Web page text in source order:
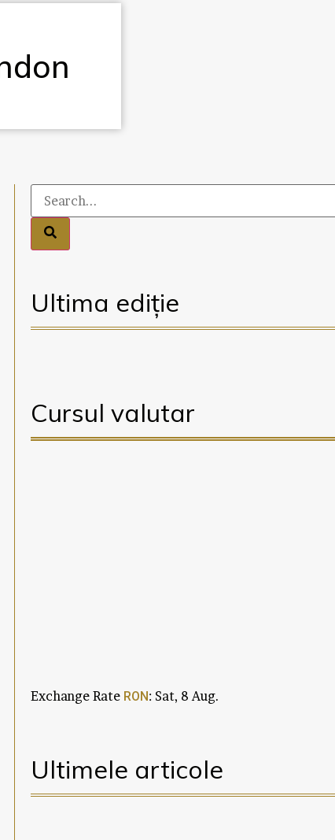
Ultima ediție
Cursul valutar
Exchange Rate RON: Sat, 8 Aug.
Ultimele articole